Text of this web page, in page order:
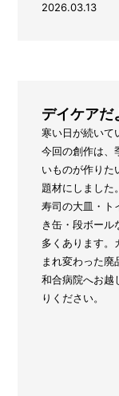
2026.03.13
デイケア
寒い日が続いて
今回の創作は、
いものが作りた
題材にしました。
寿司の大皿・ト
き缶・段ボール
多くあります。
まれ変わった廃
和合病院へお越
りください。